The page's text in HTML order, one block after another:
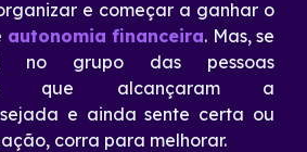
e começar a ganhar o
autonomia financeira. Mas, se
grupo das pessoas
que alcançaram a
e ainda sente certa ou
corra para melhorar.